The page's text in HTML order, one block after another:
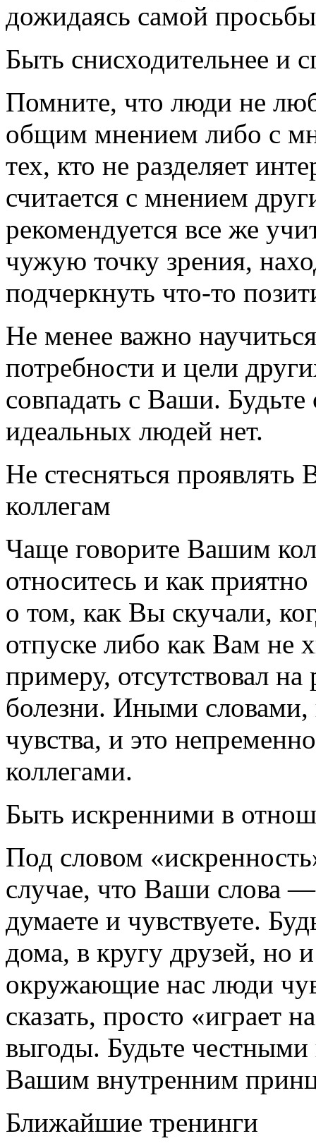
дожидаясь самой
Быть снисходительнее и
Помните, что люди не
общим мнением либо с
тех, кто не разделяет
считается с мнением
рекомендуется все же
чужую точку зрения,
подчеркнуть что-то
Не менее важно
потребности и цели
совпадать с Ваши. Будьте
идеальных людей нет.
Не стесняться
коллегам
Чаще говорите Вашим
относитесь и как
о том, как Вы скучали,
отпуске либо как Вам не
примеру, отсутствовал
болезни. Иными словами,
чувства, и это
коллегами.
Быть искренними в
Под словом
случае, что Ваши слова
думаете и чувствуете.
дома, в кругу друзей, но
окружающие нас люди
сказать, просто «играет
выгоды. Будьте
Вашим внутренним
Ближайшие тренинги